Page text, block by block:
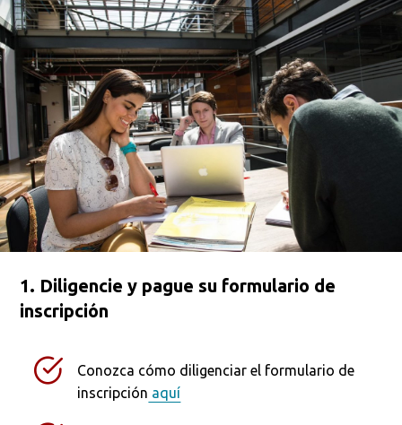
1. Diligencie y pague su formulario de
inscripción
Conozca cómo diligenciar el formulario de
inscripción aquí